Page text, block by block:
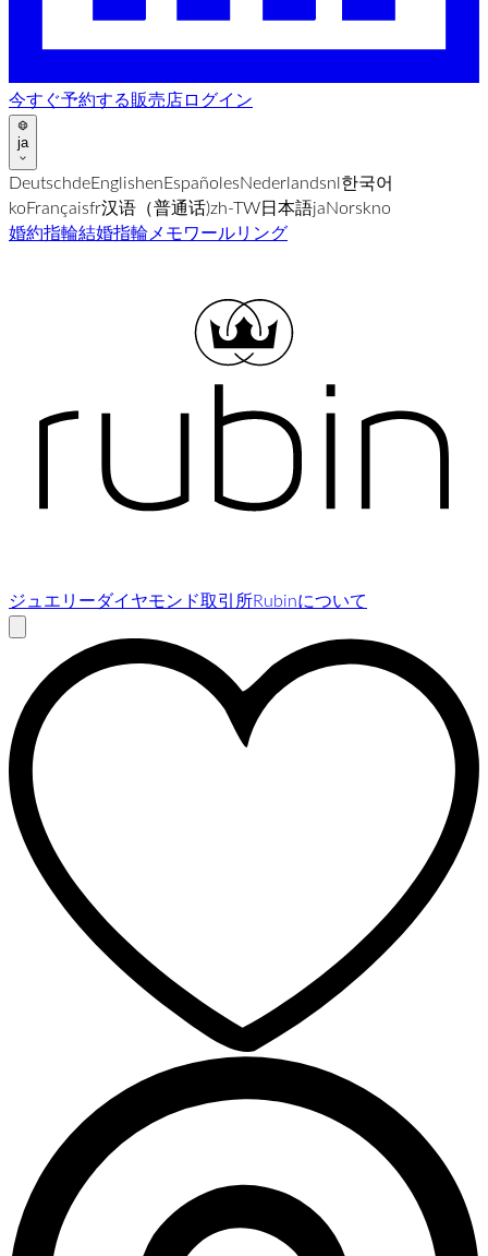
今すぐ予約する販売店ログイン
ja
DeutschdeEnglishenEspañolesNederlandsnl한국어
koFrançaisfr汉语（普通话)zh-TW日本語jaNorskno
婚約指輪結婚指輪メモワールリング
ジュエリーダイヤモンド取引所Rubinについて